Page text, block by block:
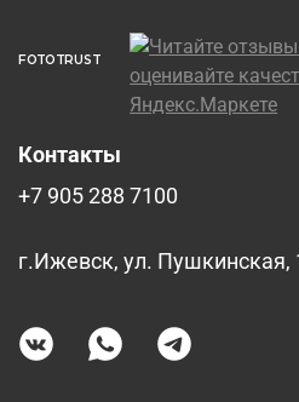
FOTOTRUST
Контакты
+7 905 288 7100
г.Ижевск, ул. Пушкинская,